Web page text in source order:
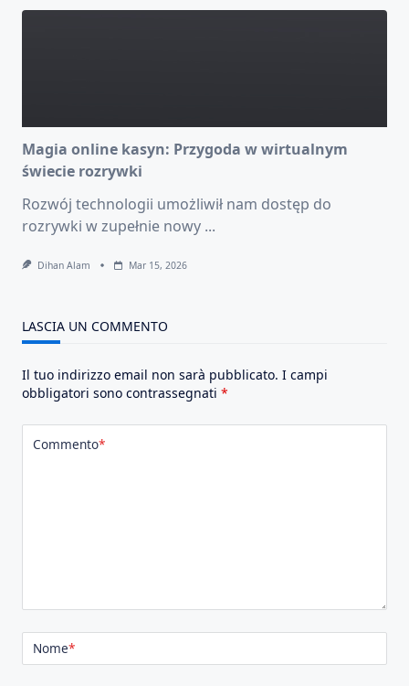
Magia online kasyn: Przygoda w wirtualnym
świecie rozrywki
Rozwój technologii umożliwił nam dostęp do
rozrywki w zupełnie nowy ...
Dihan Alam Mar 15, 2026
LASCIA UN COMMENTO
Il tuo indirizzo email non sarà pubblicato. I campi
obbligatori sono contrassegnati *
Commento*
Nome*